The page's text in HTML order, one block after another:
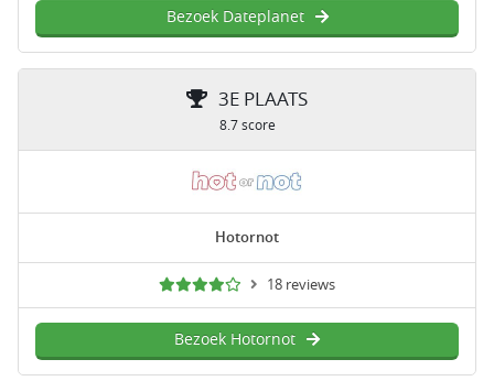
Bezoek Dateplanet
3E PLAATS
8.7 score
Hotornot
18 reviews
Bezoek Hotornot